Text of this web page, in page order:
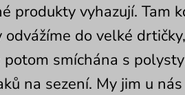
produkty vyhazují. Tam
do velké
smíchána s
na sezení. My jim u